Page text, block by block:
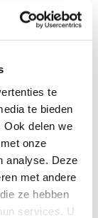
te
te bieden
Ook delen we
onze
analyse. Deze
met andere
ze hebben
services. U
2026
oudooms
gezeten
tot een paar
Totdat
een
dorp vol